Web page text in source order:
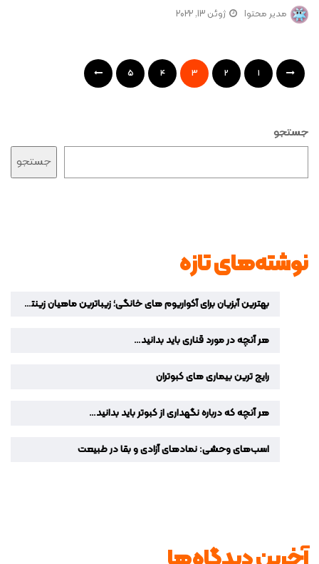
مدیر محتوا ژوئن 13, 2022
1
2
3
4
5
جستجو
جستجو
نوشته‌های تازه
بهترین آبزیان برای آکواریوم‌ های خانگی؛ زیباترین ماهیان زینتی برای دکوراسیون منزل
هر آنچه در مورد قناری باید بدانید…
رایج ترین بیماری های کبوتران
هر آنچه که درباره نگهداری از کبوتر باید بدانید…
اسب‌های وحشی: نمادهای آزادی و بقا در طبیعت